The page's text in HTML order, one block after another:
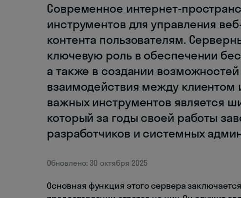
Современное интернет-
инструментов для управления
контента пользователям.
ключевую роль в обеспечении
а также в создании
взаимодействия между клиентом
важных инструментов является
который за годы своей работы
разработчиков и системных
Обновлено: 30 октября 2025
Основная функция этого сервера